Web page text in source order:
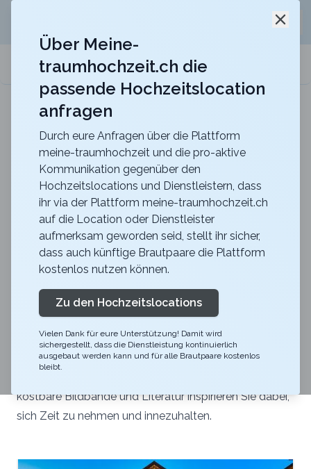
meine-traumhochzeit.ch
b_smart hotel Schönenwerd
Für ein zauberhaftes Hochzeitsfest
Zurück zur Suche
THE CHEDI ANDERMATT -
The library
4.7
UR
Andermatt
Lassen Sie Ihren Tag besonders gemütlich in unserer
The Wine and Cigar Library ausklingen. Geniessen Sie
Weinraritäten, die Sie teilweise nur in The Chedi
kostbare Bildbände und Literatur inspirieren Sie dabei,
sich Zeit zu nehmen und innezuhalten.
Über Meine-
traumhochzeit.ch die
passende Hochzeitslocation
anfragen
Durch eure Anfragen über die Plattform
meine-traumhochzeit und die pro-aktive
Kommunikation gegenüber den
Hochzeitslocations und Dienstleistern, dass
ihr via der Plattform meine-traumhochzeit.ch
auf die Location oder Dienstleister
aufmerksam geworden seid, stellt ihr sicher,
dass auch künftige Brautpaare die Plattform
kostenlos nutzen können.
Zu den Hochzeitslocations
Vielen Dank für eure Unterstützung! Damit wird
sichergestellt, dass die Dienstleistung kontinuierlich
ausgebaut werden kann und für alle Brautpaare kostenlos
bleibt.